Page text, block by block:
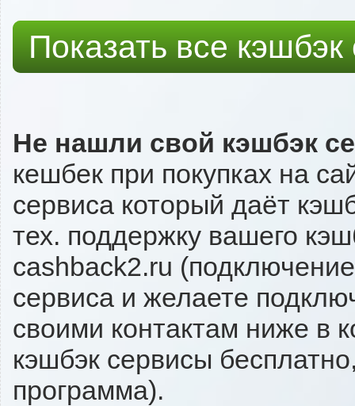
Показать все
Не нашли свой кэшбэк
кешбек при покупках на
сервиса который даёт
тех. поддержку вашего
cashback2.ru
сервиса и желаете
своими контактам ниже в
кэшбэк сервисы
программа).